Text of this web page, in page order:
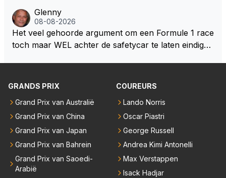
uden dan dat hij op dit moment beweerd. Dan kan hij
zijn talenten en uitzonderlijke klasse laten zien en he
eft daar enorm veel lol aan.
ert nu de spindoctor van newey geworden?? Eerlijk
gezegd snap ik de de kop én het artikel niet echt.
Glenny
08-08-2026
Het veel gehoorde argument om een Formule 1 race
toch maar WEL achter de safetycar te laten eindigen
rijden de teams met tot op de liter afgemeten peut...
GRANDS PRIX
Grand Prix van Australië
Grand Prix van China
Grand Prix van Japan
Grand Prix van Bahrein
Grand Prix van Saoedi-
Arabië
COUREURS
Lando Norris
Oscar Piastri
George Russell
Andrea Kimi Antonelli
Max Verstappen
Isack Hadjar